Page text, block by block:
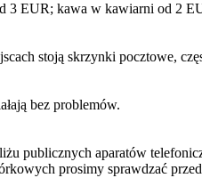
EUR; kawa w kawiarni od 2
stoją skrzynki pocztowe,
bez problemów.
publicznych aparatów
prosimy sprawdzać